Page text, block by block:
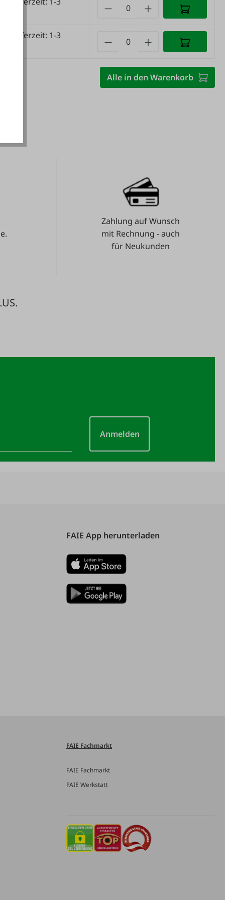
(Lieferzeit: 1-3
Alle in den Warenkorb
Zahlung auf Wunsch
mit Rechnung - auch
für Neukunden
Anmelden
FAIE App herunterladen
FAIE Fachmarkt
FAIE Fachmarkt
FAIE Werkstatt